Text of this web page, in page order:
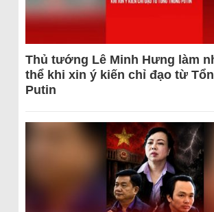
Thủ tướng Lê Minh Hưng làm
thể khi xin ý kiến chỉ đạo từ
Putin